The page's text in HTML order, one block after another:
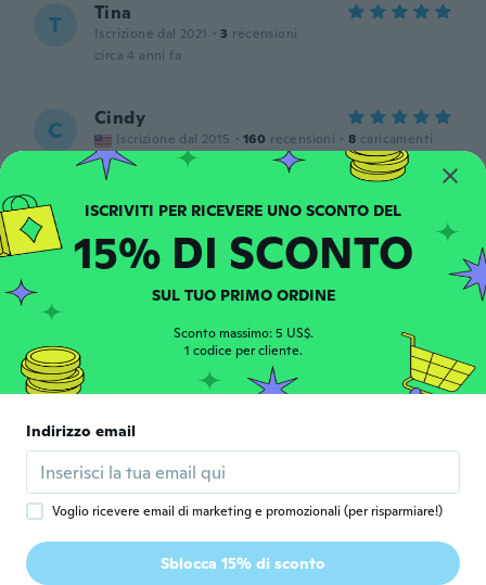
T Tina
Iscrizione dal 2021 · 3 recensioni
circa 4 anni fa
C Cindy
Iscrizione dal 2015 · 160 recensioni · 8 caricamenti
circa 5 anni fa
梨 Iscrizione dal 2020 181 recensioni · 1 caricamenti
circa 5 anni fa
E Iscrizione dal 2021 · 295 recensioni caricamenti
Ein wunderschöner, klassisch aussehender
Ring. S925 Stempel. Hauptstein hat eine
Wirkt sehr edel.
S Simone
Iscrizione dal 2019 · 26 recensioni · 11 caricamenti
Perfect fit - looks just like the picture.
15% DI SCONTO
SUL TUO PRIMO ORDINE
Sconto massimo: 5 US$.
1 codice per cliente.
Indirizzo email
Voglio ricevere email di marketing e promozionali (per risparmiare!)
Sblocca 15% di sconto